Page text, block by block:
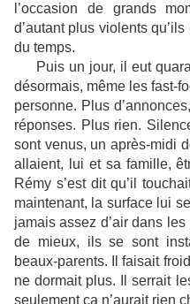
l’occasion de grands
d’autant plus violents
du temps.
Puis un jour, il eut
désormais, même les fast-
personne. Plus
réponses. Plus rien.
sont venus, un après-midi
allaient, lui et sa famille,
Rémy s’est dit qu’il
maintenant, la surface lui
jamais assez d’air dans
de mieux, ils se sont
beaux-parents. Il faisait
ne dormait plus. Il serrait
seulement ça n’aurait rien